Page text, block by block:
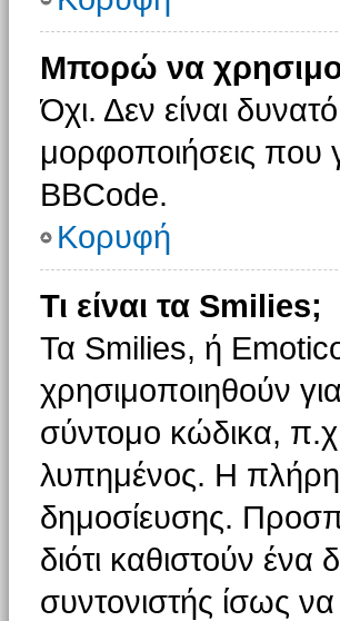
Μπορώ να
Όχι. Δεν είναι
μορφοποιήσεις που
BBCode.
Κορυφή
Τι είναι τα Smilies;
Τα Smilies, ή
χρησιμοποιηθούν
σύντομο κώδικα,
λυπημένος. Η
δημοσίευσης.
διότι καθιστούν
συντονιστής ίσως